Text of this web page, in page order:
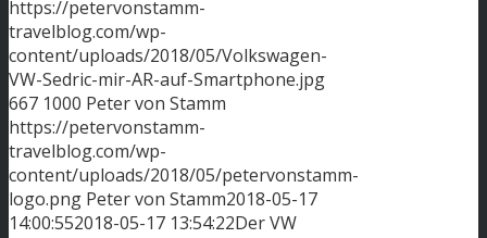
https://petervonstamm-
travelblog.com/wp-
content/uploads/2018/05/Volkswagen-
VW-Sedric-mir-AR-auf-Smartphone.jpg
667 1000 Peter von Stamm
https://petervonstamm-
travelblog.com/wp-
content/uploads/2018/05/petervonstamm-
logo.png Peter von Stamm2018-05-17
14:00:552018-05-17 13:54:22Der VW